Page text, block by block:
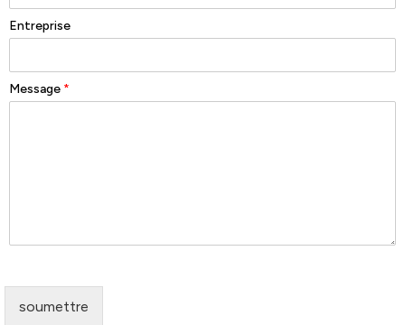
Entreprise
Message *
soumettre